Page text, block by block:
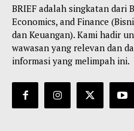
BRIEF adalah singkatan dari
Economics, and Finance
dan Keuangan). Kami hadir
wawasan yang relevan dan
informasi yang melimpah ini.